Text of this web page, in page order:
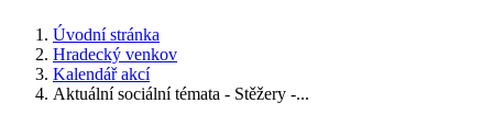
Úvodní stránka
Hradecký venkov
Kalendář akcí
Aktuální sociální témata - Stěžery -...